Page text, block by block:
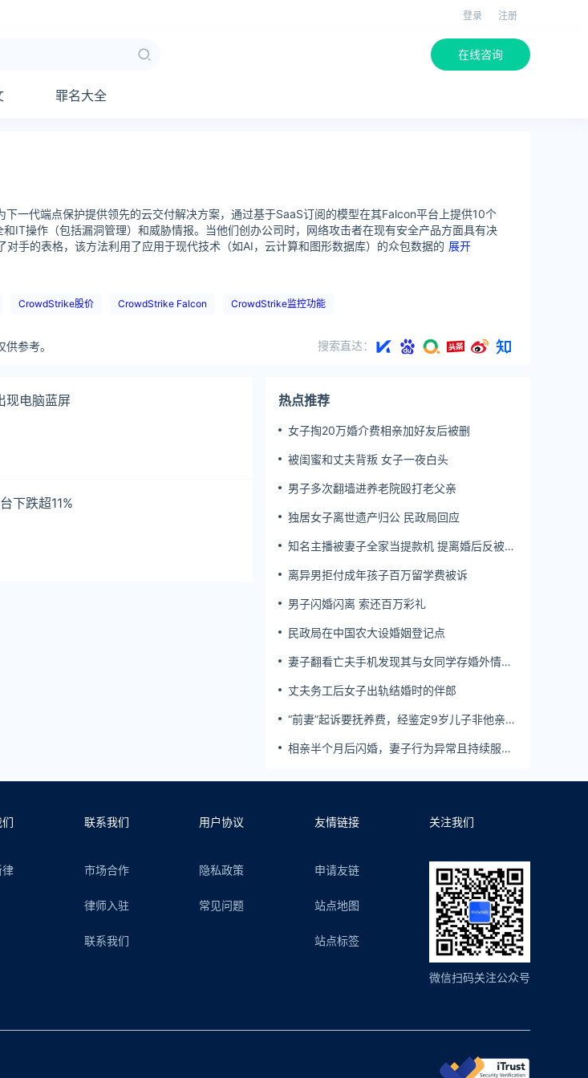
登录 注册
在线咨询
罪名大全
一代端点保护提供领先的云交付解决方案，通过基于SaaS订阅的模型在其Falcon平台上提供10个
IT操作（包括漏洞管理）和威胁情报。当他们创办公司时，网络攻击者在现有安全产品方面具有决
手的表格，该方法利用了应用于现代技术（如AI，云计算和图形数据库）的众包数据的 展开
CrowdStrike股价 CrowdStrike Falcon CrowdStrike监控功能
参考。 搜索直达：
现电脑蓝屏
下跌超11%
热点推荐
女子掏20万婚介费相亲加好友后被删
被闺蜜和丈夫背叛 女子一夜白头
男子多次翻墙进养老院殴打老父亲
独居女子离世遗产归公 民政局回应
知名主播被妻子全家当提款机 提离婚后反被对
离异男拒付成年孩子百万留学费被诉
男子闪婚闪离 索还百万彩礼
民政局在中国农大设婚姻登记点
妻子翻看亡夫手机发现其与女同学存婚外情，
丈夫务工后女子出轨结婚时的伴郎
“前妻”起诉要抚养费，经鉴定9岁儿子非他亲
相亲半个月后闪婚，妻子行为异常且持续服
病，撤销两人婚姻关系
律
联系我们
市场合作
律师入驻
联系我们
用户协议
隐私政策
常见问题
友情链接
申请友链
站点地图
站点标签
关注我们
微信扫码关注公众号